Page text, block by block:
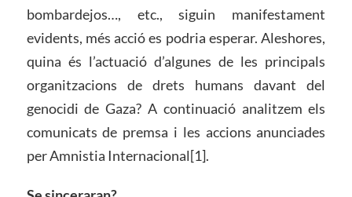
bombardejos…, etc., siguin manifestament
evidents, més acció es podria esperar. Aleshores,
quina és l’actuació d’algunes de les principals
organitzacions de drets humans davant del
genocidi de Gaza? A continuació analitzem els
comunicats de premsa i les accions anunciades
per Amnistia Internacional[1].